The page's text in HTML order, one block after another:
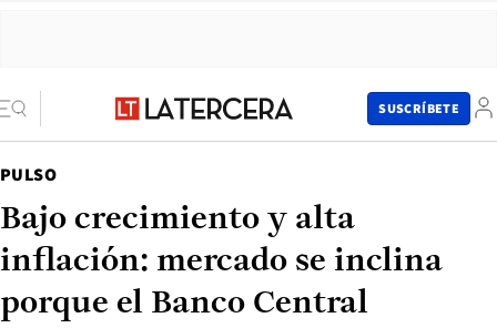
SUSCRÍBETE
PULSO
Bajo crecimiento y alta
inflación: mercado se inclina
porque el Banco Central